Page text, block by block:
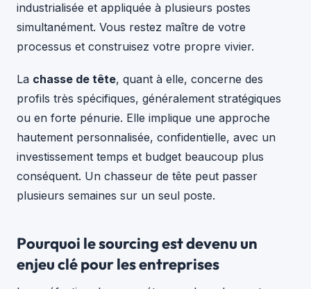
industrialisée et appliquée à plusieurs postes
simultanément. Vous restez maître de votre
processus et construisez votre propre vivier.
La chasse de tête, quant à elle, concerne des
profils très spécifiques, généralement stratégiques
ou en forte pénurie. Elle implique une approche
hautement personnalisée, confidentielle, avec un
investissement temps et budget beaucoup plus
conséquent. Un chasseur de tête peut passer
plusieurs semaines sur un seul poste.
Pourquoi le sourcing est devenu un
enjeu clé pour les entreprises